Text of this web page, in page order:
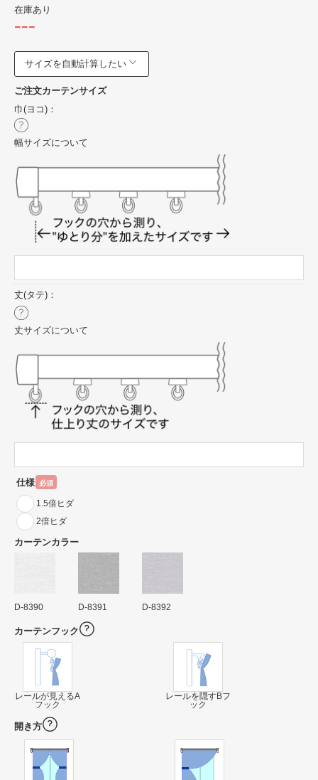
在庫あり
---
サイズを自動計算したい
ご注文カーテンサイズ
巾(ヨコ)：
幅サイズについて
丈(タテ)：
丈サイズについて
仕様 必須
1.5倍ヒダ
2倍ヒダ
カーテンカラー
D-8390 D-8391 D-8392
カーテンフック
レールが見えるA
フック
レールを隠すBフ
ック
開き方